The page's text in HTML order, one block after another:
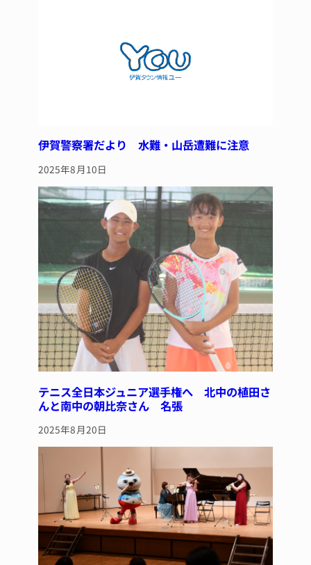
k
伊賀警察署だより 水難・山岳遭難に注意
2025年8月10日
テニス全日本ジュニア選手権へ 北中の植田さ
んと南中の朝比奈さん 名張
2025年8月20日